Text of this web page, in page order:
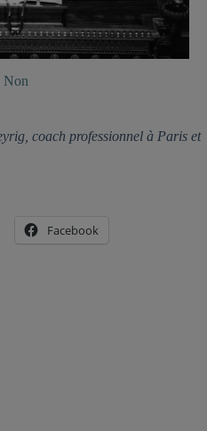
Non
coach professionnel à Paris et
Facebook